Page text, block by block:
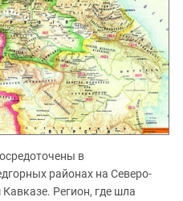
в
районах на Северо-
Регион, где шла